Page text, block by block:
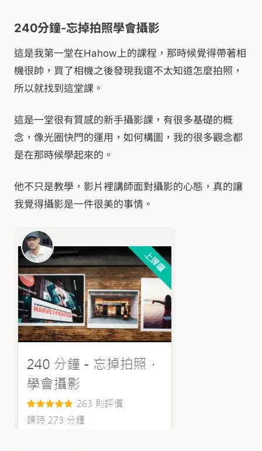
240分鐘-忘掉拍照學會攝影
這是我第一堂在Hahow上的課程，那時候覺得帶著相
機很帥，買了相機之後發現我還不太知道怎麼拍照，
所以就找到這堂課。
這是一堂很有質感的新手攝影課，有很多基礎的概
念，像光圈快門的運用，如何構圖，我的很多觀念都
是在那時候學起來的。
他不只是教學，影片裡講師面對攝影的心態，真的讓
我覺得攝影是一件很美的事情。